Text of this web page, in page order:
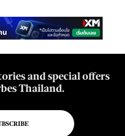
and special offers
Thailand.